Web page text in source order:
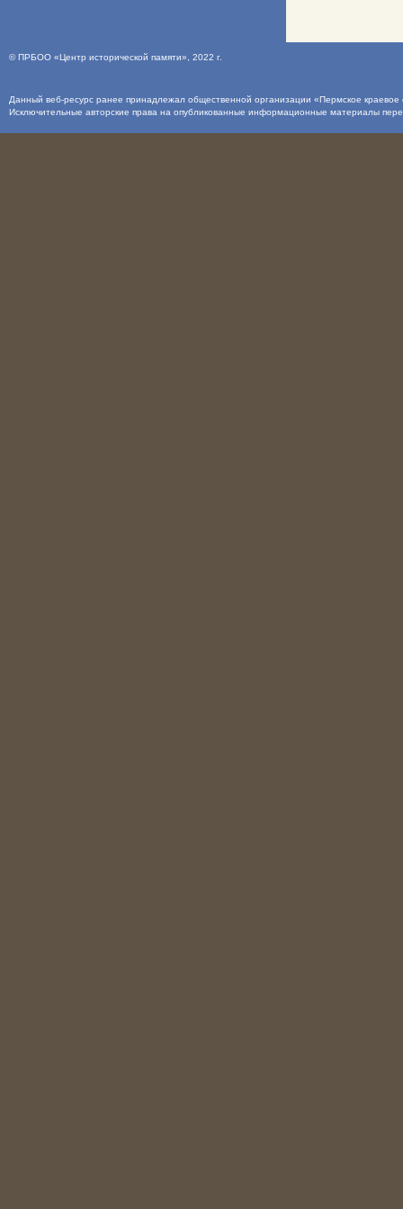
©ПРБОО «Центр исторической памяти» , 2022 г.
Данный веб-ресурс ранее принадлежал общественной организации «Пермское
Исключительные авторские права на опубликованные информационные материалы